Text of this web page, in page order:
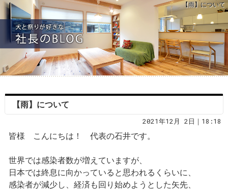
【雨】について
【雨】について
2021年12月 2日｜18:18
皆様 こんにちは！ 代表の石井です。
世界では感染者数が増えていますが、
日本では終息に向かっていると思われるくらいに、
感染者が減少し、経済も回り始めようとした矢先、